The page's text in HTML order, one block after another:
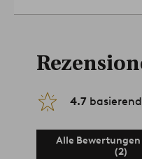
4.7
Alle
(2)